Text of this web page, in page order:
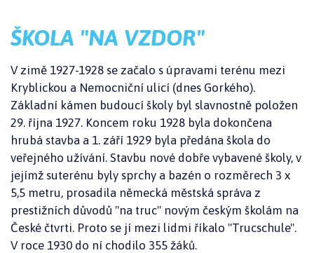
ŠKOLA "NA VZDOR"
V zimě 1927-1928 se začalo s úpravami terénu mezi
Kryblickou a Nemocniční ulicí (dnes Gorkého).
Základní kámen budoucí školy byl slavnostně položen
29. října 1927. Koncem roku 1928 byla dokončena
hrubá stavba a 1. září 1929 byla předána škola do
veřejného užívání. Stavbu nové dobře vybavené školy, v
jejímž suterénu byly sprchy a bazén o rozměrech 3 x
5,5 metru, prosadila německá městská správa z
prestižních důvodů "na truc" novým českým školám na
České čtvrti. Proto se jí mezi lidmi říkalo "Trucschule".
V roce 1930 do ní chodilo 355 žáků.